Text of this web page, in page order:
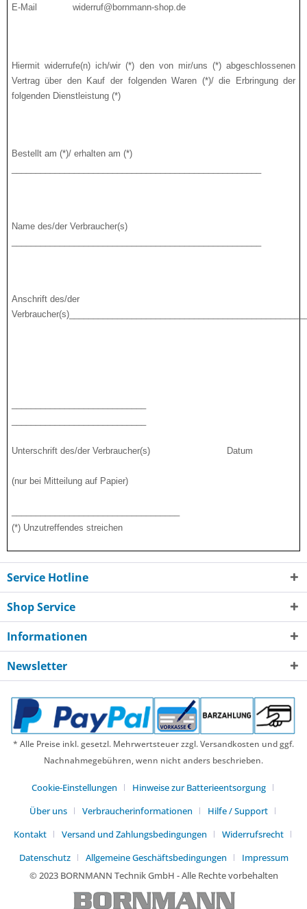
E-Mail widerruf@bornmann-shop.de
Hiermit widerrufe(n) ich/wir (*) den von mir/uns (*) abgeschlossenen
Vertrag über den Kauf der folgen­den Waren (*)/ die Erbringung der
folgenden Dienstleistung (*)
Bestellt am (*)/ erhalten am (*)
Name des/der Verbraucher(s)
Anschrift des/der
Unterschrift des/der Verbraucher(s) Datum
(nur bei Mitteilung auf Papier)
(*) Unzutreffendes streichen
Service Hotline
Shop Service
Informationen
Newsletter
* Alle Preise inkl. gesetzl. Mehrwertsteuer zzgl. Versandkosten und ggf.
Nachnahmegebühren, wenn nicht anders beschrieben.
Cookie-Einstellungen
Hinweise zur Batterieentsorgung
Über uns
Verbraucherinformationen
Hilfe / Support
Kontakt
Versand und Zahlungsbedingungen
Widerrufsrecht
Datenschutz
Allgemeine Geschäftsbedingungen
Impressum
© 2023 BORNMANN Technik GmbH - Alle Rechte vorbehalten